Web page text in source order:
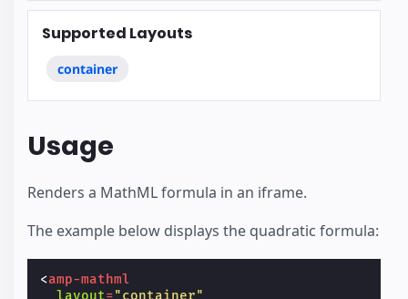
Supported Layouts
container
Usage
Renders a MathML formula in an iframe.
The example below displays the quadratic formula:
<amp-mathml